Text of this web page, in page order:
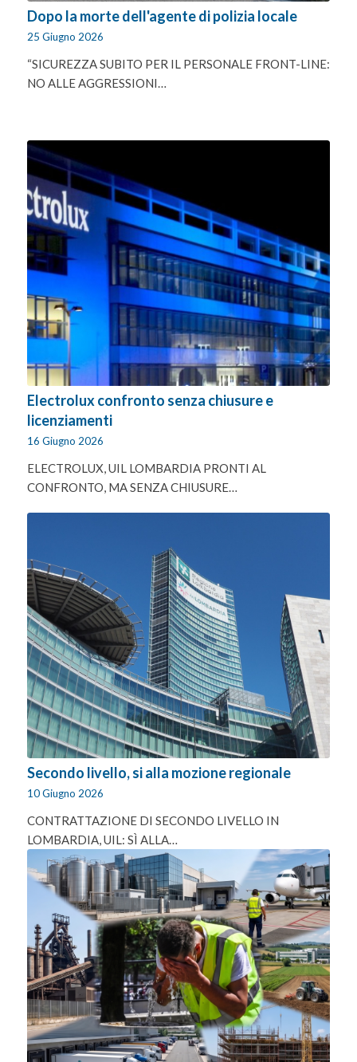
Dopo la morte dell'agente di polizia locale
25 Giugno 2026
“SICUREZZA SUBITO PER IL PERSONALE FRONT-LINE:
NO ALLE AGGRESSIONI…
Electrolux confronto senza chiusure e
licenziamenti
16 Giugno 2026
ELECTROLUX, UIL LOMBARDIA PRONTI AL
CONFRONTO, MA SENZA CHIUSURE…
Secondo livello, si alla mozione regionale
10 Giugno 2026
CONTRATTAZIONE DI SECONDO LIVELLO IN
LOMBARDIA, UIL: SÌ ALLA…